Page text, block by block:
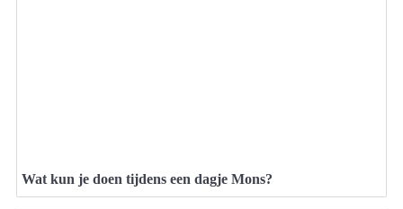
Wat kun je doen tijdens een dagje Mons?